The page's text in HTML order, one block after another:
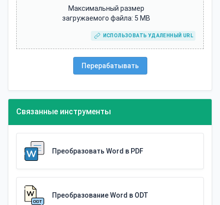
Максимальный размер
загружаемого файла: 5 MB
ИСПОЛЬЗОВАТЬ УДАЛЕННЫЙ URL
Перерабатывать
Связанные инструменты
Преобразовать Word в PDF
Преобразование Word в ODT